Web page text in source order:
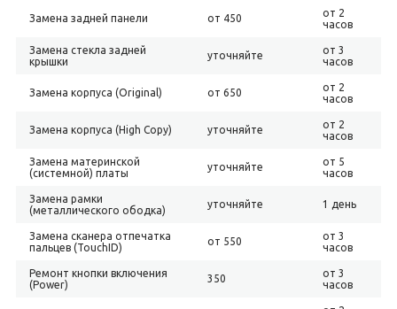
Замена задней панели от 450
от 2
часов
Замена стекла задней
крышки
уточняйте
от 3
часов
Замена корпуса (Original) от 650
от 2
часов
Замена корпуса (High Copy) уточняйте
от 2
часов
Замена материнской
(системной) платы
уточняйте
от 5
часов
Замена рамки
(металлического ободка)
уточняйте 1 день
Замена сканера отпечатка
пальцев (TouchID)
от 550
от 3
часов
Ремонт кнопки включения
(Power)
350
от 3
часов